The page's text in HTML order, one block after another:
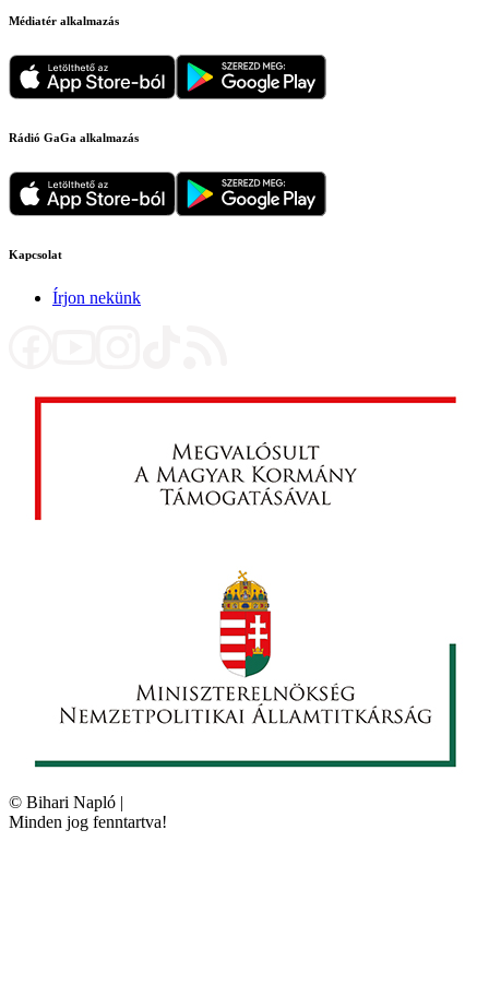
Médiatér alkalmazás
Rádió GaGa alkalmazás
Kapcsolat
Írjon nekünk
© Bihari Napló |
Minden jog fenntartva!